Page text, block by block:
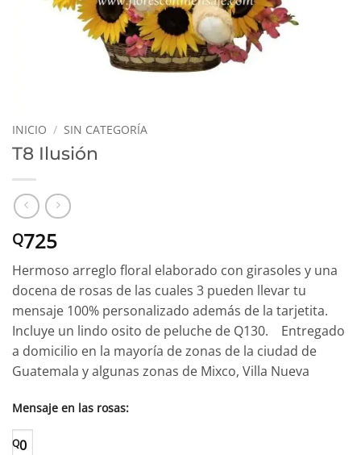
INICIO / SIN CATEGORÍA
T8 Ilusión
Q725
Hermoso arreglo floral elaborado con girasoles y una
docena de rosas de las cuales 3 pueden llevar tu
mensaje 100% personalizado además de la tarjetita.
Incluye un lindo osito de peluche de Q130. Entregado
a domicilio en la mayoría de zonas de la ciudad de
Guatemala y algunas zonas de Mixco, Villa Nueva
Mensaje en las rosas:
Q0